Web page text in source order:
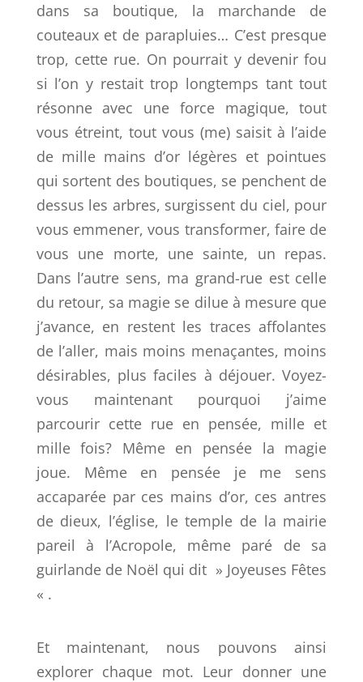
dans sa boutique, la marchande de
couteaux et de parapluies… C’est presque
trop, cette rue. On pourrait y devenir fou
si l’on y restait trop longtemps tant tout
résonne avec une force magique, tout
vous étreint, tout vous (me) saisit à l’aide
de mille mains d’or légères et pointues
qui sortent des boutiques, se penchent de
dessus les arbres, surgissent du ciel, pour
vous emmener, vous transformer, faire de
vous une morte, une sainte, un repas.
Dans l’autre sens, ma grand-rue est celle
du retour, sa magie se dilue à mesure que
j’avance, en restent les traces affolantes
de l’aller, mais moins menaçantes, moins
désirables, plus faciles à déjouer. Voyez-
vous maintenant pourquoi j’aime
parcourir cette rue en pensée, mille et
mille fois? Même en pensée la magie
joue. Même en pensée je me sens
accaparée par ces mains d’or, ces antres
de dieux, l’église, le temple de la mairie
pareil à l’Acropole, même paré de sa
guirlande de Noël qui dit » Joyeuses Fêtes
« .
Et maintenant, nous pouvons ainsi
explorer chaque mot. Leur donner une